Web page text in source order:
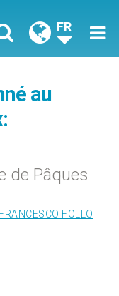
FR
au
de Pâques
FOLLO